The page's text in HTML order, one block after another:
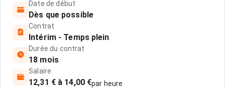
Date de début
Dès que possible
Contrat
Intérim - Temps plein
Durée du contrat
18 mois
Salaire
12,31 € à 14,00 €par heure